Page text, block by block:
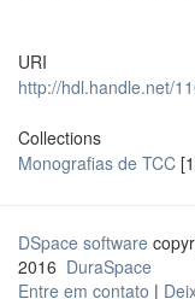
URI
http://hdl.handle.net/
Collections
Monografias de TCC
DSpace software
2016 DuraSpace
Entre em contato |